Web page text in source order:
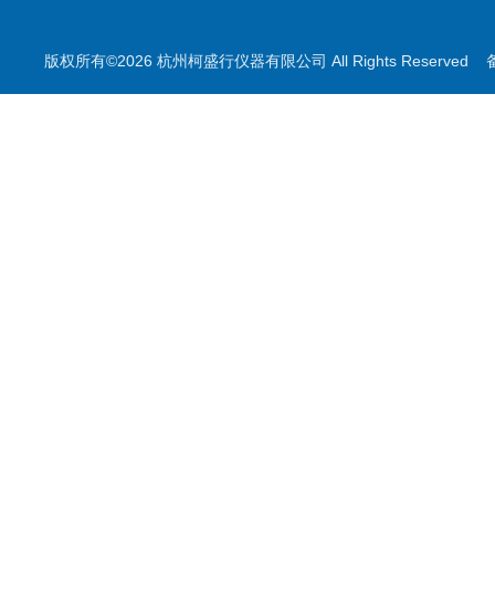
印刷用测量
版权所有©2026 杭州柯盛行仪器有限公司 All Rights Reserved